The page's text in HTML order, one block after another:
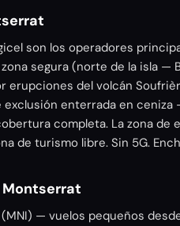
son los operadores
segura (norte de la isla —
erupciones del volcán
exclusión enterrada en
completa. La zona de
de turismo libre. Sin 5G.
Montserrat
— vuelos pequeños